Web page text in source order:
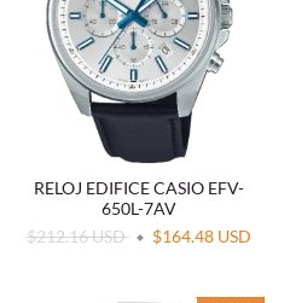
RELOJ EDIFICE CASIO EFV-
650L-7AV
$212.16 USD
$164.48 USD